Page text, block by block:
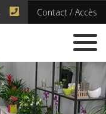
Contact / Accès